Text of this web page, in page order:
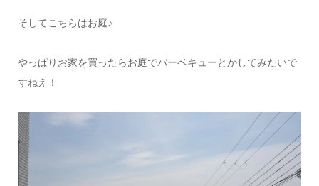
そしてこちらはお庭♪
やっぱりお家を買ったらお庭でバーベキューとかしてみたいで
すねえ！